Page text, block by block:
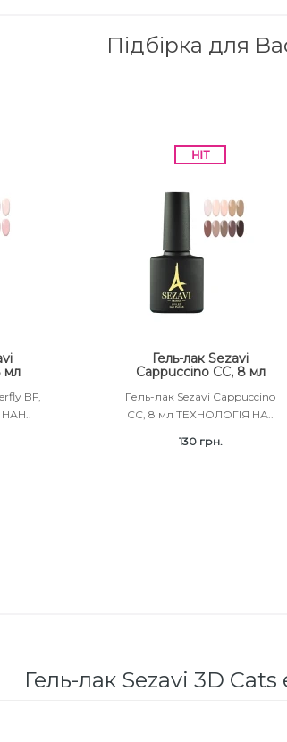
Підбірка для
мл
BF,
Гель-лак Sezavi
Cappuccino CC, 8 мл
Гель-лак Sezavi Cappuccino
CC, 8 мл ТЕХНОЛОГІЯ НА..
130 грн.
Гель-лак Sezavi 3D Cats